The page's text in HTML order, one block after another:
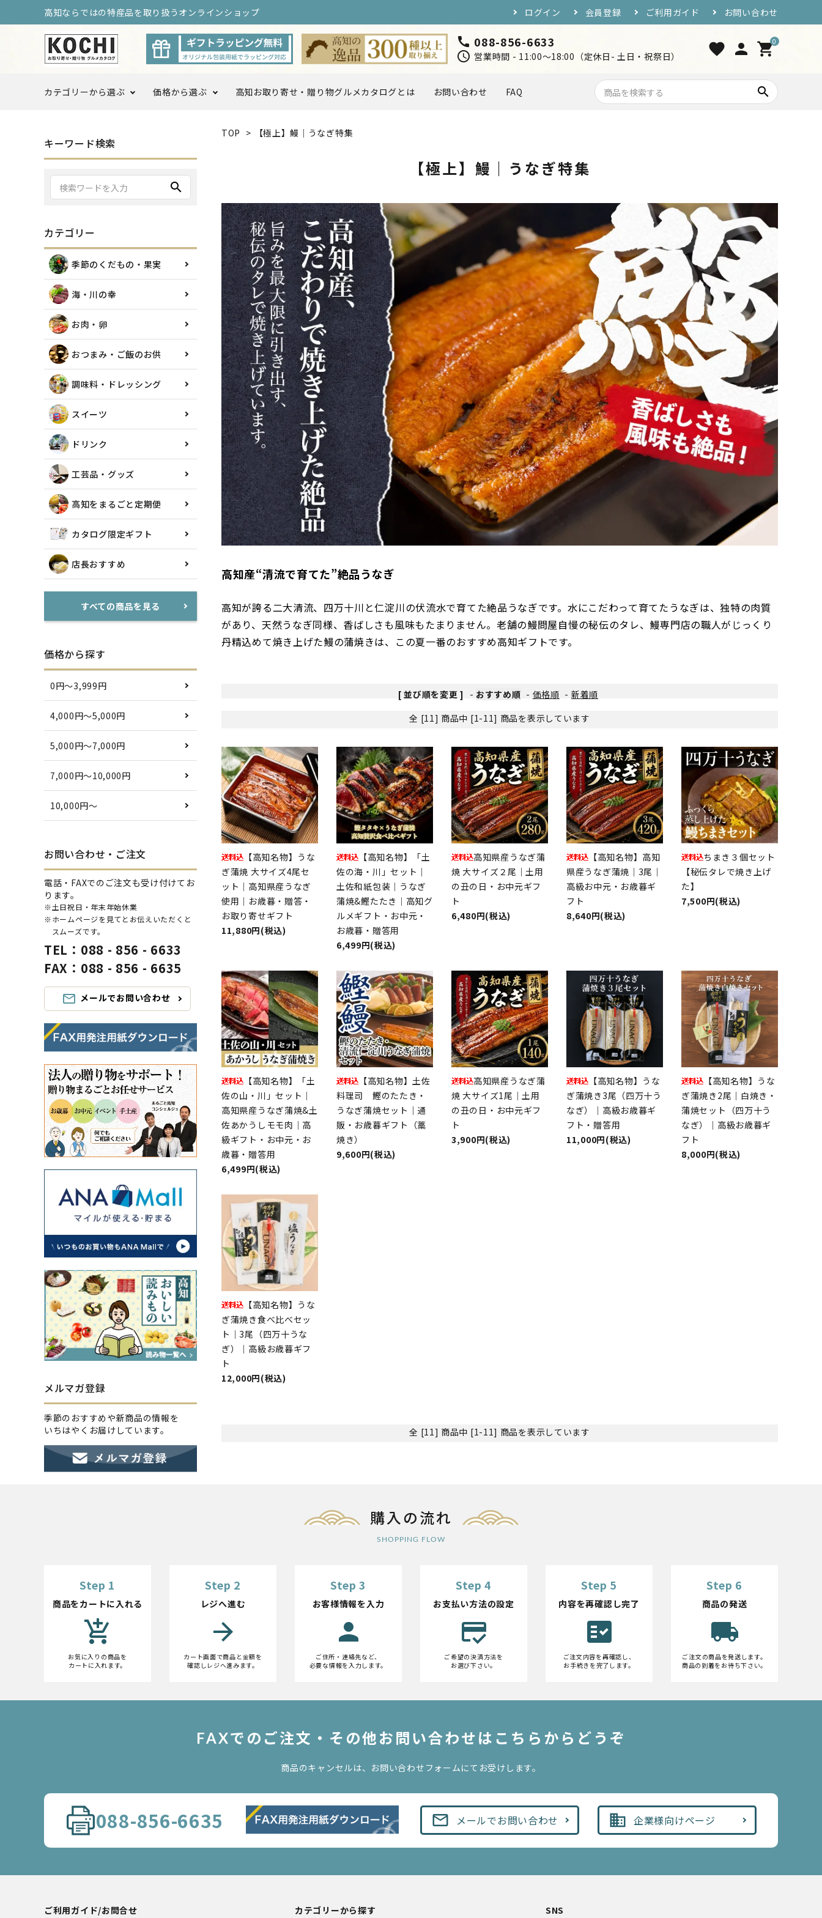
高知ならではの特産品を取り扱うオンラインショップ ログイン 会員登録 ご利用ガイド お問い合わせ
call 088-856-6633
schedule 営業時間 - 11:00～18:00（定休日- 土日・祝祭日） favorite person 0
shopping_cart
カテゴリーから選ぶ
季節のくだもの・果実
調味料・ドレッシング
高知をまるごと定期便
高知お取り寄せ・贈り物グルメカタ
ログ限定ギフト
店長おすすめ
価格から選ぶ
〜3,999円 4,000円〜5,000円
10,000円以上〜
高知お取り寄せ・贈り物グルメカタログとは お問い合わせ FAQ search
TOP > 【極上】鰻｜うなぎ特集
【極上】鰻｜うなぎ特集
高知産“清流で育てた”絶品うなぎ
高知が誇る二大清流、四万十川と仁淀川の伏流水で育てた絶品うなぎです。水にこだわって育てたうなぎは、独特の肉質
があり、天然うなぎ同様、香ばしさも風味もたまりません。老舗の鰻問屋自慢の秘伝のタレ、鰻専門店の職人がじっくり
丹精込めて焼き上げた鰻の蒲焼きは、この夏一番のおすすめ高知ギフトです。
[ 並び順を変更 ] - おすすめ順 - 価格順 - 新着順
全 [11] 商品中 [1-11] 商品を表示しています
【高知名物】うな
ぎ蒲焼 大サイズ4尾セ
ット｜高知県産うなぎ
使用｜お歳暮・贈答・
お取り寄せギフト
11,880円(税込)
【高知名物】「土
佐の海・川」セット｜
土佐和紙包装｜うなぎ
蒲焼&鰹たたき｜高知グ
ルメギフト・お中元・
お歳暮・贈答用
6,499円(税込)
高知県産うなぎ蒲
焼 大サイズ２尾｜土用
の丑の日・お中元ギフ
ト
6,480円(税込)
【高知名物】高知
県産うなぎ蒲焼｜3尾｜
高級お中元・お歳暮ギ
フト
8,640円(税込)
ちまき３個セット
【秘伝タレで焼き上げ
た】
7,500円(税込)
【高知名物】「土
佐の山・川」セット｜
高知県産うなぎ蒲焼&土
佐あかうしモモ肉｜高
級ギフト・お中元・お
歳暮・贈答用
6,499円(税込)
【高知名物】土佐
料理司 鰹のたたき・
うなぎ蒲焼セット｜通
販・お歳暮ギフト（藁
焼き）
9,600円(税込)
高知県産うなぎ蒲
焼 大サイズ1尾｜土用
の丑の日・お中元ギフ
ト
3,900円(税込)
【高知名物】うな
ぎ蒲焼き3尾（四万十う
なぎ）｜高級お歳暮ギ
フト・贈答用
11,000円(税込)
【高知名物】うな
ぎ蒲焼き2尾｜白焼き・
蒲焼セット（四万十う
なぎ）｜高級お歳暮ギ
フト
8,000円(税込)
【高知名物】うな
ぎ蒲焼き食べ比べセッ
ト｜3尾（四万十うな
ぎ）｜高級お歳暮ギフ
ト
12,000円(税込)
全 [11] 商品中 [1-11] 商品を表示しています
キーワード検索
search
カテゴリー
季節のくだもの・果実
海・川の幸
お肉・卵
おつまみ・ご飯のお供
調味料・ドレッシング
スイーツ
ドリンク
工芸品・グッズ
高知をまるごと定期便
カタログ限定ギフト
店長おすすめ
すべての商品を見る
価格から探す
0円〜3,999円
4,000円〜5,000円
5,000円〜7,000円
7,000円〜10,000円
10,000円〜
お問い合わせ・ご注文
電話・FAXでのご注文も受け付けてお
ります。
※土日祝日・年末年始休業
※ホームページを見てとお伝えいただくと
スムーズです。
TEL：088 - 856 - 6633
FAX：088 - 856 - 6635
mail_outline メールでお問い合わせ
メルマガ登録
季節のおすすめや新商品の情報を
いちはやくお届けしています。
購入の流れ
SHOPPING FLOW
Step 1
商品をカートに入れる
add_shopping_cart
お気に入りの商品を
カートに入れます。
Step 2
レジへ進む
arrow_forward
カート画面で商品と金額を
確認しレジへ進みます。
Step 3
お客様情報を入力
person
ご住所・連絡先など、
必要な情報を入力します。
Step 4
お支払い方法の設定
credit_score
ご希望の決済方法を
お選び下さい。
Step 5
内容を再確認し完了
fact_check
ご注文内容を再確認し、
お手続きを完了します。
Step 6
商品の発送
local_shipping
ご注文の商品を発送します。
商品の到着をお待ち下さい。
FAXでのご注文・その他お問い合わせはこちらからどうぞ
商品のキャンセルは、お問い合わせフォームにてお受けします。
088-856-6635 mail_outline メールでお問い合わせ business 企業様向けページ
ご利用ガイド/お問合せ カテゴリーから探す SNS